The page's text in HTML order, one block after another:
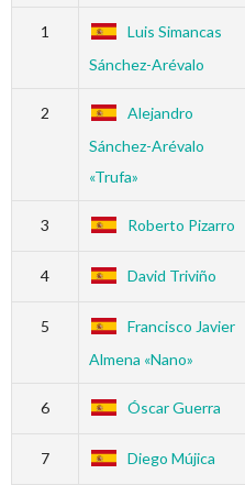
1
Luis Simancas
Sánchez-Arévalo
2
Alejandro
Sánchez-Arévalo
«Trufa»
3 Roberto Pizarro
4 David Triviño
5
Francisco Javier
Almena «Nano»
6 Óscar Guerra
7 Diego Mújica